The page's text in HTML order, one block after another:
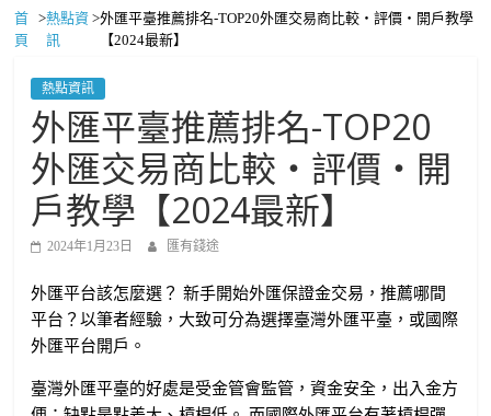
首
頁
>熱點資
訊
>外匯平臺推薦排名-TOP20外匯交易商比較・評價・開戶教學
【2024最新】
熱點資訊
外匯平臺推薦排名-TOP20
外匯交易商比較・評價・開
戶教學【2024最新】
2024年1月23日 匯有錢途
外匯平台該怎麼選？ 新手開始外匯保證金交易，推薦哪間
平台？以筆者經驗，大致可分為選擇臺灣外匯平臺，或國際
外匯平台開戶。
臺灣外匯平臺的好處是受金管會監管，資金安全，出入金方